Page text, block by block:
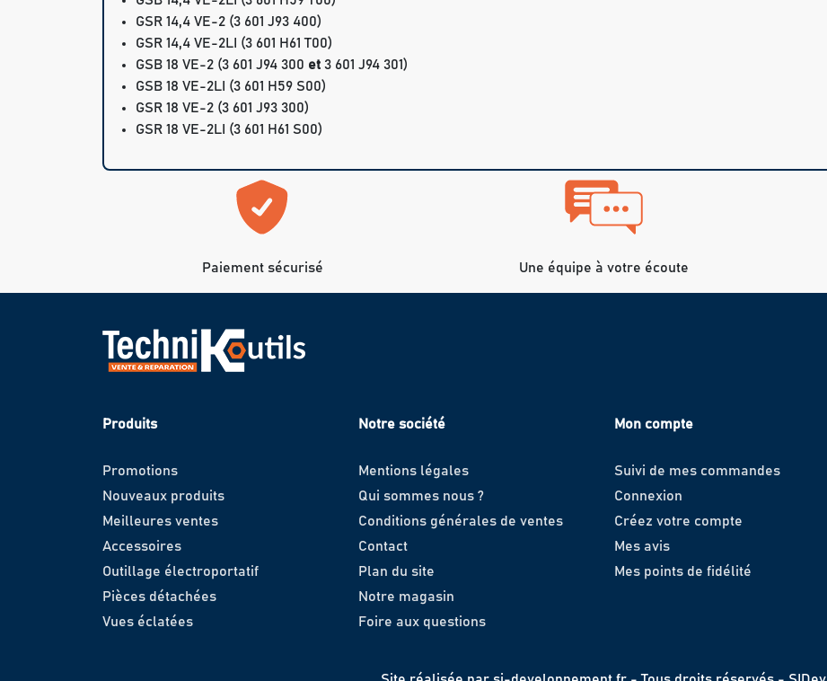
GSR 14,4 VE-2 (3 601 J93 400)
GSR 14,4 VE-2LI (3 601 H61 T00)
GSB 18 VE-2 (3 601 J94 300 et 3 601 J94 301)
GSB 18 VE-2LI (3 601 H59 S00)
GSR 18 VE-2 (3 601 J93 300)
GSR 18 VE-2LI (3 601 H61 S00)
Paiement sécurisé Une équipe à votre écoute
Produits
Promotions
Nouveaux produits
Meilleures ventes
Accessoires
Outillage électroportatif
Pièces détachées
Vues éclatées
Notre société
Mentions légales
Qui sommes nous ?
Conditions générales de ventes
Contact
Plan du site
Notre magasin
Foire aux questions
Mon compte
Suivi de mes commandes
Connexion
Créez votre compte
Mes avis
Mes points de fidélité